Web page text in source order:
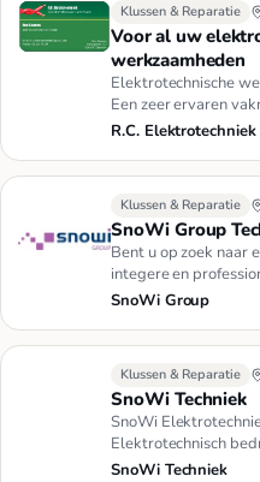
Klussen & Reparatie
Voor al uw
werkzaamheden
Elektrotechnische
Een zeer ervaren
Trefwoorden:
R.C. Elektrotechniek
Klussen & Reparatie
SnoWi Group
Bent u op zoek naar
integere en
vraagstukken
SnoWi Group
Klussen & Reparatie
SnoWi Techniek
SnoWi
Elektrotechnisch
in: elektrotechniek, te…
SnoWi Techniek